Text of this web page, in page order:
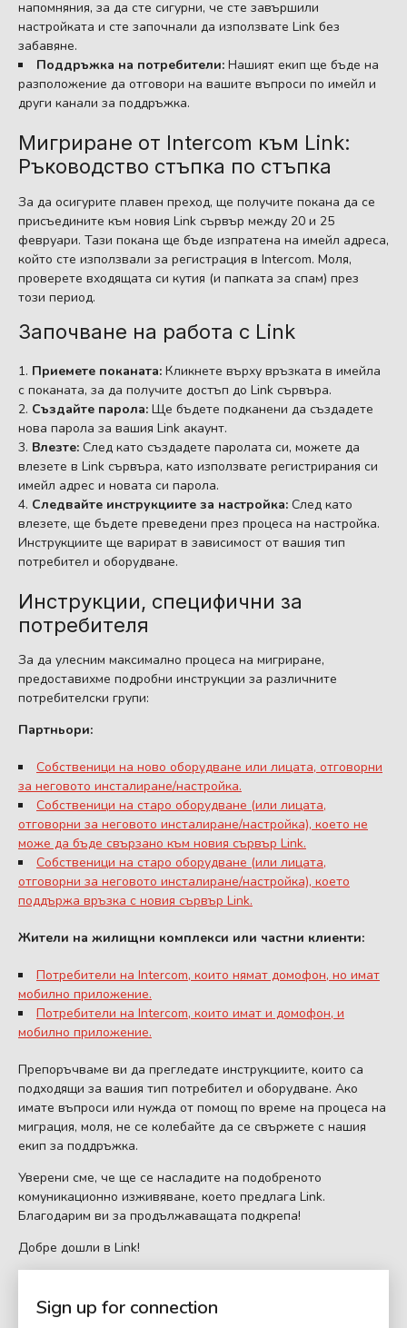
напомняния, за да сте сигурни, че сте завършили
настройката и сте започнали да използвате Link без
забавяне.
Поддръжка на потребители: Нашият екип ще бъде на
разположение да отговори на вашите въпроси по имейл и
други канали за поддръжка.
Мигриране от Intercom към Link:
Ръководство стъпка по стъпка
За да осигурите плавен преход, ще получите покана да се
присъедините към новия Link сървър между 20 и 25
февруари. Тази покана ще бъде изпратена на имейл адреса,
който сте използвали за регистрация в Intercom. Моля,
проверете входящата си кутия (и папката за спам) през
този период.
Започване на работа с Link
Приемете поканата: Кликнете върху връзката в имейла
с поканата, за да получите достъп до Link сървъра.
Създайте парола: Ще бъдете подканени да създадете
нова парола за вашия Link акаунт.
Влезте: След като създадете паролата си, можете да
влезете в Link сървъра, като използвате регистрирания си
имейл адрес и новата си парола.
Следвайте инструкциите за настройка: След като
влезете, ще бъдете преведени през процеса на настройка.
Инструкциите ще варират в зависимост от вашия тип
потребител и оборудване.
Инструкции, специфични за
потребителя
За да улесним максимално процеса на мигриране,
предоставихме подробни инструкции за различните
потребителски групи:
Партньори:
Собственици на ново оборудване или лицата, отговорни
за неговото инсталиране/настройка.
Собственици на старо оборудване (или лицата,
отговорни за неговото инсталиране/настройка), което не
може да бъде свързано към новия сървър Link.
Собственици на старо оборудване (или лицата,
отговорни за неговото инсталиране/настройка), което
поддържа връзка с новия сървър Link.
Жители на жилищни комплекси или частни клиенти:
Потребители на Intercom, които нямат домофон, но имат
мобилно приложение.
Потребители на Intercom, които имат и домофон, и
мобилно приложение.
Препоръчваме ви да прегледате инструкциите, които са
подходящи за вашия тип потребител и оборудване. Ако
имате въпроси или нужда от помощ по време на процеса на
миграция, моля, не се колебайте да се свържете с нашия
екип за поддръжка.
Уверени сме, че ще се насладите на подобреното
комуникационно изживяване, което предлага Link.
Благодарим ви за продължаващата подкрепа!
Добре дошли в Link!
Sign up for connection